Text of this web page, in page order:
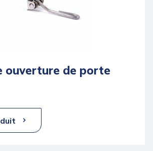
ouverture de porte